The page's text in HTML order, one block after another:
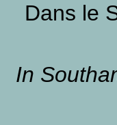
Dans le
In